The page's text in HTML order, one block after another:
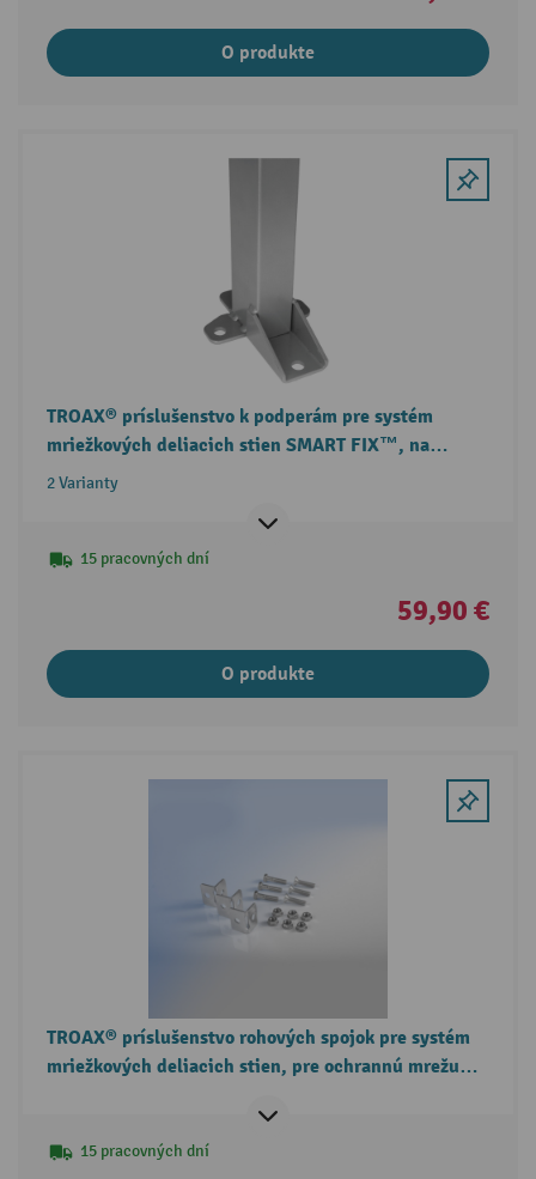
O produkte
TROAX® príslušenstvo k podperám pre systém
mriežkových deliacich stien SMART FIX™, na
ochranný kryt stroja
2 Varianty
15 pracovných dní
59,90 €
O produkte
TROAX® príslušenstvo rohových spojok pre systém
mriežkových deliacich stien, pre ochrannú mrežu
15 pracovných dní